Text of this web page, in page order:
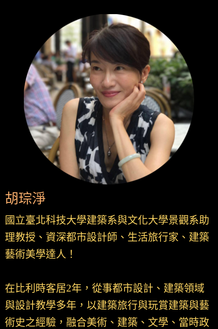
胡琮淨
國立臺北科技大學建築系與文化大學景觀系助
理教授、資深都市設計師、生活旅行家、建築
藝術美學達人！
在比利時客居2年，從事都市設計、建築領域
與設計教學多年，以建築旅行與玩賞建築與藝
術史之經驗，融合美術、建築、文學、當時政